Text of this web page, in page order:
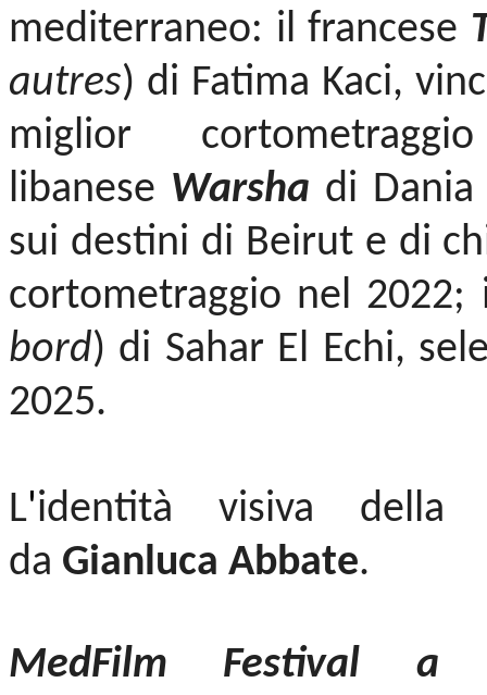
mediterraneo: il francese
autres) di Fatima Kaci,
miglior
libanese Warsha di
sui destini di Beirut e di
cortometraggio nel
bord) di Sahar El Echi,
2025.
L'identità visiva della
da Gianluca Abbate.
MedFilm Festival a